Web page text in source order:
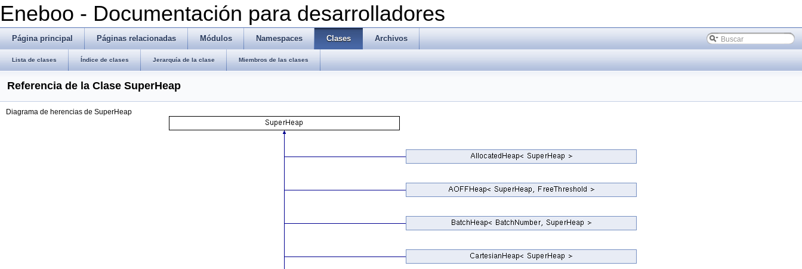
Eneboo - Documentación para desarrolladores
Página principal Páginas relacionadas Módulos Namespaces Clases Archivos
Lista de clases Índice de clases Jerarquía de la clase Miembros de las clases
Referencia de la Clase SuperHeap
Diagrama de herencias de SuperHeap